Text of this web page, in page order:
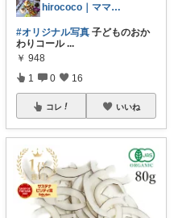
hirococo｜ママセレクト 💫
#オリジナル写真 子どものおか
わりコール ...
￥ 948
1 0 16
コレ いいね